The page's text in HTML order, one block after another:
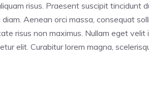
risus. Praesent suscipit tincidunt
Aenean orci massa, consequat
risus non maximus. Nullam eget velit
elit. Curabitur lorem magna,